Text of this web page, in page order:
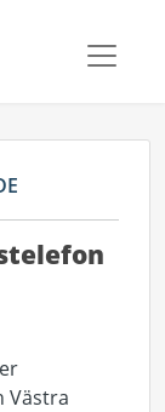
Västra